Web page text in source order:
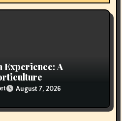
Experience: A
August 7, 2026